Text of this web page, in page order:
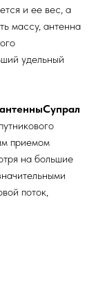
и ее вес, а
массу, антенна
удельный
антенныСупрал
приемом
на большие
поток,